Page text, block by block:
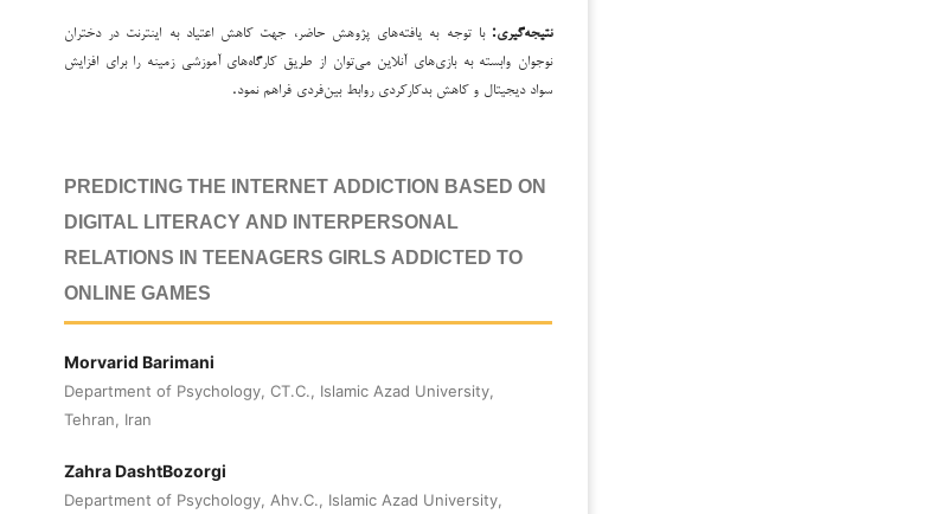
نتیجه‌گیری: با توجه به یافته‌های پژوهش حاضر، جهت کاهش اعتیاد به اینترنت در دختران
نوجوان وابسته به بازی‌های آنلاین می‌توان از طریق کارگاه‌های آموزشی زمینه را برای افزایش
سواد دیجیتال و کاهش بدکارکردی روابط بین‌فردی فراهم نمود.
PREDICTING THE INTERNET ADDICTION BASED ON
DIGITAL LITERACY AND INTERPERSONAL
RELATIONS IN TEENAGERS GIRLS ADDICTED TO
ONLINE GAMES
Morvarid Barimani
Department of Psychology, CT.C., Islamic Azad University,
Tehran, Iran
Zahra DashtBozorgi
Department of Psychology, Ahv.C., Islamic Azad University,